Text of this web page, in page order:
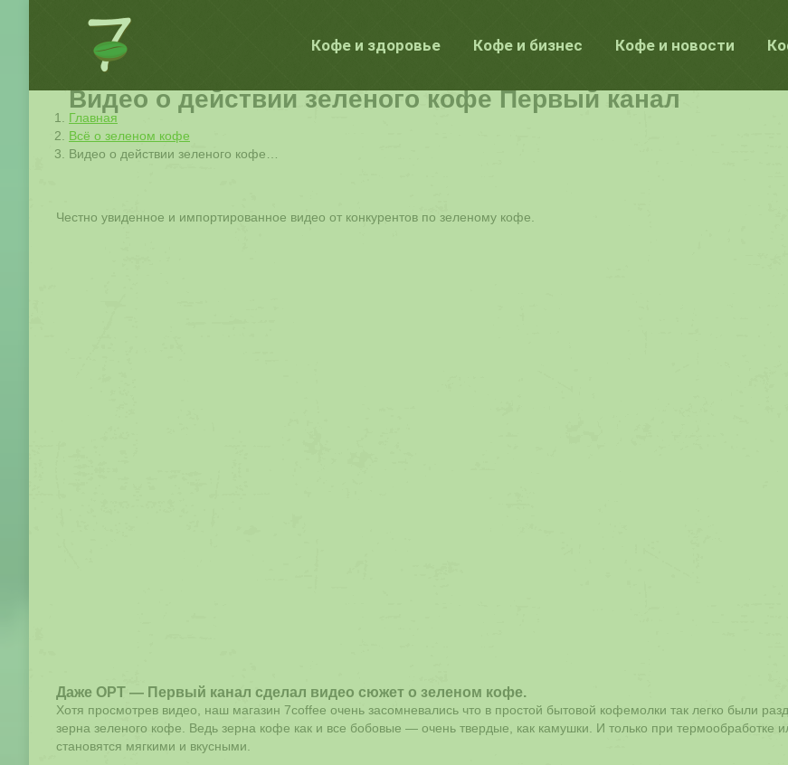
Кофе и здоровье Кофе и бизнес Кофе и новости
Видео о действии зеленого кофе Первый канал
Вы здесь:
Главная
Всё о зеленом кофе
Видео о действии зеленого кофе…
Честно увиденное и импортированное видео от конкурентов по зеленому кофе.
Даже ОРТ — Первый канал сделал видео сюжет о зеленом кофе.
Хотя просмотрев видео, наш магазин 7coffee очень засомневались что в простой бытовой кофемолки так легко были
зерна зеленого кофе. Ведь зерна кофе как и все бобовые — очень твердые, как камушки. И только при термообработке
становятся мягкими и вкусными.